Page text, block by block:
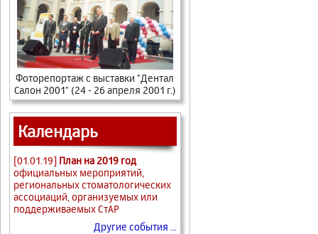
Фоторепортаж с выставки "Дентал
Салон 2001" (24 - 26 апреля 2001 г.)
Календарь
[01.01.19] План на 2019 год
официальных мероприятий,
региональных стоматологических
ассоциаций, организуемых или
поддерживаемых СтАР
Другие события ...